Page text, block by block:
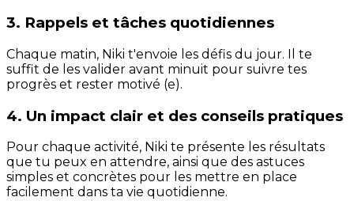
3. Rappels et tâches quotidiennes
Chaque matin, Niki t'envoie les défis du jour. Il te
suffit de les valider avant minuit pour suivre tes
progrès et rester motivé (e).
4. Un impact clair et des conseils pratiques
Pour chaque activité, Niki te présente les résultats
que tu peux en attendre, ainsi que des astuces
simples et concrètes pour les mettre en place
facilement dans ta vie quotidienne.